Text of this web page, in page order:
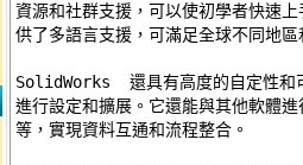
資源和社群支援，可以使初學者快速
供了多語言支援，可滿足全球不同地
SolidWorks  還具有高度的自定性和
進行設定和擴展。它還能與其他軟體
等，實現資料互通和流程整合。